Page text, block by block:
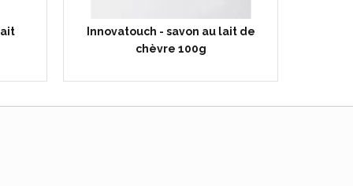
Innovatouch - savon au lait de
chèvre 100g